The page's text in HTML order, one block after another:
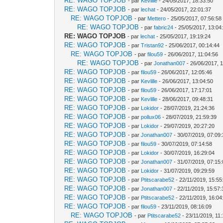
RE: WAGO TOPJOB - parlechat - 24/05/2017, 22:01:37
RE: WAGO TOPJOB - par Mettero - 25/05/2017, 07:56:58
RE: WAGO TOPJOB - parfabric24 - 25/05/2017,
RE: WAGO TOPJOB - parlechat - 25/05/2017, 19:19:24
RE: WAGO TOPJOB - parTristan92 - 25/06/2017, 00:14:44
RE: WAGO TOPJOB - parfilou59 - 26/06/2017, 11:04:56
RE: WAGO TOPJOB - parJonathan007 - 26/06/2017,
RE: WAGO TOPJOB - parfilou59 - 26/06/2017, 12:05:46
RE: WAGO TOPJOB - par Kevlille - 26/06/2017, 13:04:50
RE: WAGO TOPJOB - parfilou59 - 26/06/2017, 17:17:01
RE: WAGO TOPJOB - par Kevlille - 28/06/2017, 09:48:31
RE: WAGO TOPJOB - par Lokidor - 28/07/2019, 21:24:36
RE: WAGO TOPJOB - parpollux06 - 28/07/2019, 21:59:39
RE: WAGO TOPJOB - par Lokidor - 29/07/2019, 20:27:20
RE: WAGO TOPJOB - parJonathan007 - 30/07/2019,
RE: WAGO TOPJOB - parfilou59 - 30/07/2019, 07:14:58
RE: WAGO TOPJOB - par Lokidor - 30/07/2019, 16:29:04
RE: WAGO TOPJOB - parJonathan007 - 31/07/2019,
RE: WAGO TOPJOB - par Lokidor - 31/07/2019, 09:29:59
RE: WAGO TOPJOB - par Ptitscarabe52 - 22/11/2019,
RE: WAGO TOPJOB - parJonathan007 - 22/11/2019,
RE: WAGO TOPJOB - par Ptitscarabe52 - 22/11/2019,
RE: WAGO TOPJOB - parfilou59 - 23/11/2019, 08:16:09
RE: WAGO TOPJOB - par Ptitscarabe52 - 23/11/2019,